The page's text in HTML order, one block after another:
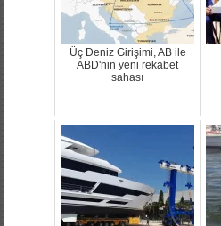
Üç Deniz Girişimi, AB ile
ABD'nin yeni rekabet
sahası